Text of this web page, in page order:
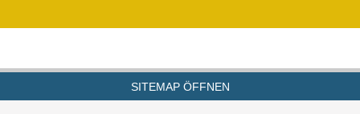
Nahverkehr
SITEMAP ÖFFNEN